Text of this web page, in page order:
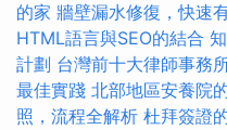
的家 牆壁漏水修復，快速
HTML語言與SEO的結合
計劃 台灣前十大律師事務
最佳實踐 北部地區安養院
照，流程全解析 杜拜簽證